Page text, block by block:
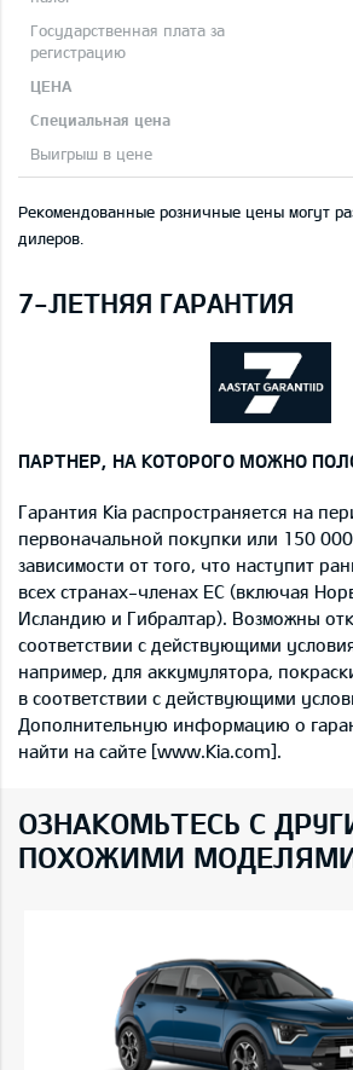
Рекомендованные розничные цены могут
дилеров.
7-ЛЕТНЯЯ ГАРАНТИЯ
ПАРТНЕР, НА КОТОРОГО МОЖНО
Гарантия Kia распространяется на
первоначальной покупки или 150
зависимости от того, что наступит
всех странах-членах ЕС (включая
Исландию и Гибралтар). Возможны
соответствии с действующими
например, для аккумулятора,
в соответствии с действующими
Дополнительную информацию о
найти на сайте [www.Kia.com].
ОЗНАКОМЬТЕСЬ С
ПОХОЖИМИ МОДЕЛЯМИ